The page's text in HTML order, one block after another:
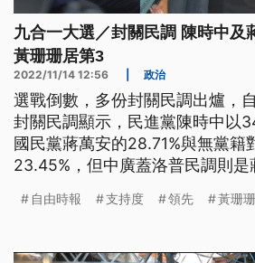
九合一大選／封關民調 陳時中及
黃珊珊居第3
2022/11/14 12:56 政治
選戰倒數，多份封關民調出爐，
封關民調顯示，民進黨陳時中以
國民黨蔣萬安的28.71%與無黨籍
23.45%，但中廣蓋洛普民調則是
信。不過北市府一早就大動作召
自由時報 支持度 領先 黃珊珊